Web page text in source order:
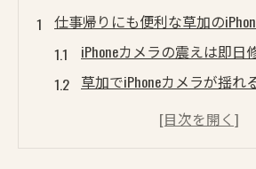
仕事帰りにも便利な草加の
iPhoneカメラの震えは即日
草加でiPhoneカメラが揺れ
データそのまま草加で